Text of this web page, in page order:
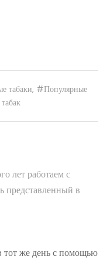
табаки, #Популярные
лет работаем с
представленный в
тот же день с помощью